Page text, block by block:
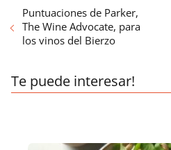
Puntuaciones de Parker,
The Wine Advocate, para
los vinos del Bierzo
Te puede interesar!